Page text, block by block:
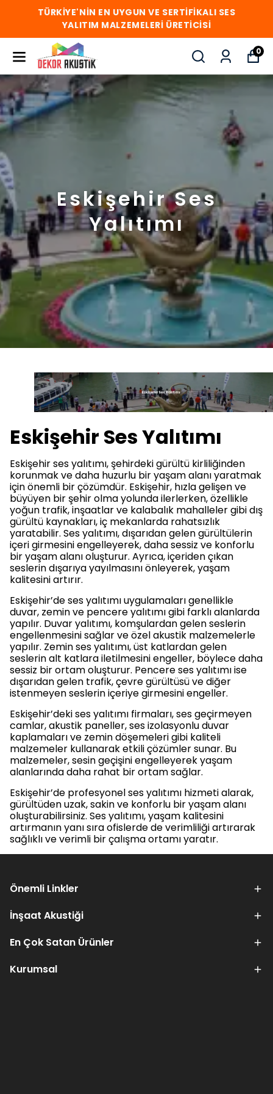
TÜRKİYE'NİN EN UYGUN VE SERTİFİKALI SES
YALITIM MALZEMELERİ ÜRETİCİSİ
0
Eskişehir Ses
Yalıtımı
Eskişehir Ses Yalıtımı
Eskişehir ses yalıtımı, şehirdeki gürültü kirliliğinden
korunmak ve daha huzurlu bir yaşam alanı yaratmak
için önemli bir çözümdür. Eskişehir, hızla gelişen ve
büyüyen bir şehir olma yolunda ilerlerken, özellikle
yoğun trafik, inşaatlar ve kalabalık mahalleler gibi dış
gürültü kaynakları, iç mekanlarda rahatsızlık
yaratabilir. Ses yalıtımı, dışarıdan gelen gürültülerin
içeri girmesini engelleyerek, daha sessiz ve konforlu
bir yaşam alanı oluşturur. Ayrıca, içeriden çıkan
seslerin dışarıya yayılmasını önleyerek, yaşam
kalitesini artırır.
Eskişehir’de ses yalıtımı uygulamaları genellikle
duvar, zemin ve pencere yalıtımı gibi farklı alanlarda
yapılır. Duvar yalıtımı, komşulardan gelen seslerin
engellenmesini sağlar ve özel akustik malzemelerle
yapılır. Zemin ses yalıtımı, üst katlardan gelen
seslerin alt katlara iletilmesini engeller, böylece daha
sessiz bir ortam oluşturur. Pencere ses yalıtımı ise
dışarıdan gelen trafik, çevre gürültüsü ve diğer
istenmeyen seslerin içeriye girmesini engeller.
Eskişehir’deki ses yalıtımı firmaları, ses geçirmeyen
camlar, akustik paneller, ses izolasyonlu duvar
kaplamaları ve zemin döşemeleri gibi kaliteli
malzemeler kullanarak etkili çözümler sunar. Bu
malzemeler, sesin geçişini engelleyerek yaşam
alanlarında daha rahat bir ortam sağlar.
Eskişehir’de profesyonel ses yalıtımı hizmeti alarak,
gürültüden uzak, sakin ve konforlu bir yaşam alanı
oluşturabilirsiniz. Ses yalıtımı, yaşam kalitesini
artırmanın yanı sıra ofislerde de verimliliği artırarak
sağlıklı ve verimli bir çalışma ortamı yaratır.
Önemli Linkler
İnşaat Akustiği
En Çok Satan Ürünler
Kurumsal